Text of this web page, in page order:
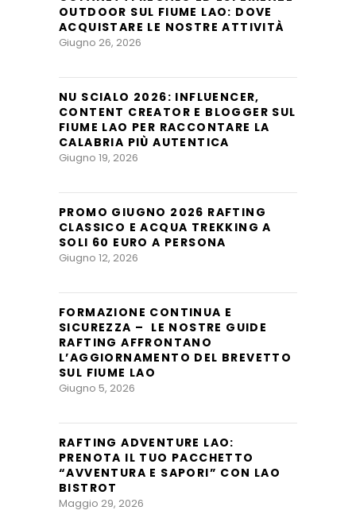
OUTDOOR SUL FIUME LAO: DOVE
ACQUISTARE LE NOSTRE ATTIVITÀ
Giugno 26, 2026
NU SCIALO 2026: INFLUENCER,
CONTENT CREATOR E BLOGGER SUL
FIUME LAO PER RACCONTARE LA
CALABRIA PIÙ AUTENTICA
Giugno 19, 2026
PROMO GIUGNO 2026 RAFTING
CLASSICO E ACQUA TREKKING A
SOLI 60 EURO A PERSONA
Giugno 12, 2026
FORMAZIONE CONTINUA E
SICUREZZA – LE NOSTRE GUIDE
RAFTING AFFRONTANO
L’AGGIORNAMENTO DEL BREVETTO
SUL FIUME LAO
Giugno 5, 2026
RAFTING ADVENTURE LAO:
PRENOTA IL TUO PACCHETTO
“AVVENTURA E SAPORI” CON LAO
BISTROT
Maggio 29, 2026